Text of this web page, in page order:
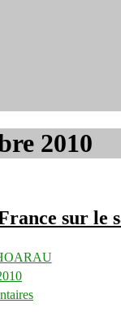
2010
sur le
FriendsClear